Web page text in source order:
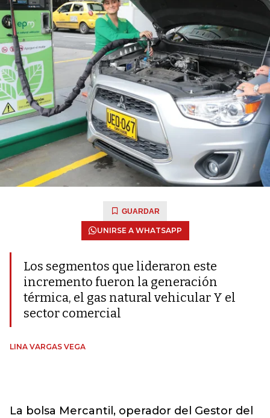
GUARDAR
UNIRSE A WHATSAPP
Los segmentos que lideraron este
incremento fueron la generación
térmica, el gas natural vehicular Y el
sector comercial
LINA VARGAS VEGA
La bolsa Mercantil, operador del Gestor del